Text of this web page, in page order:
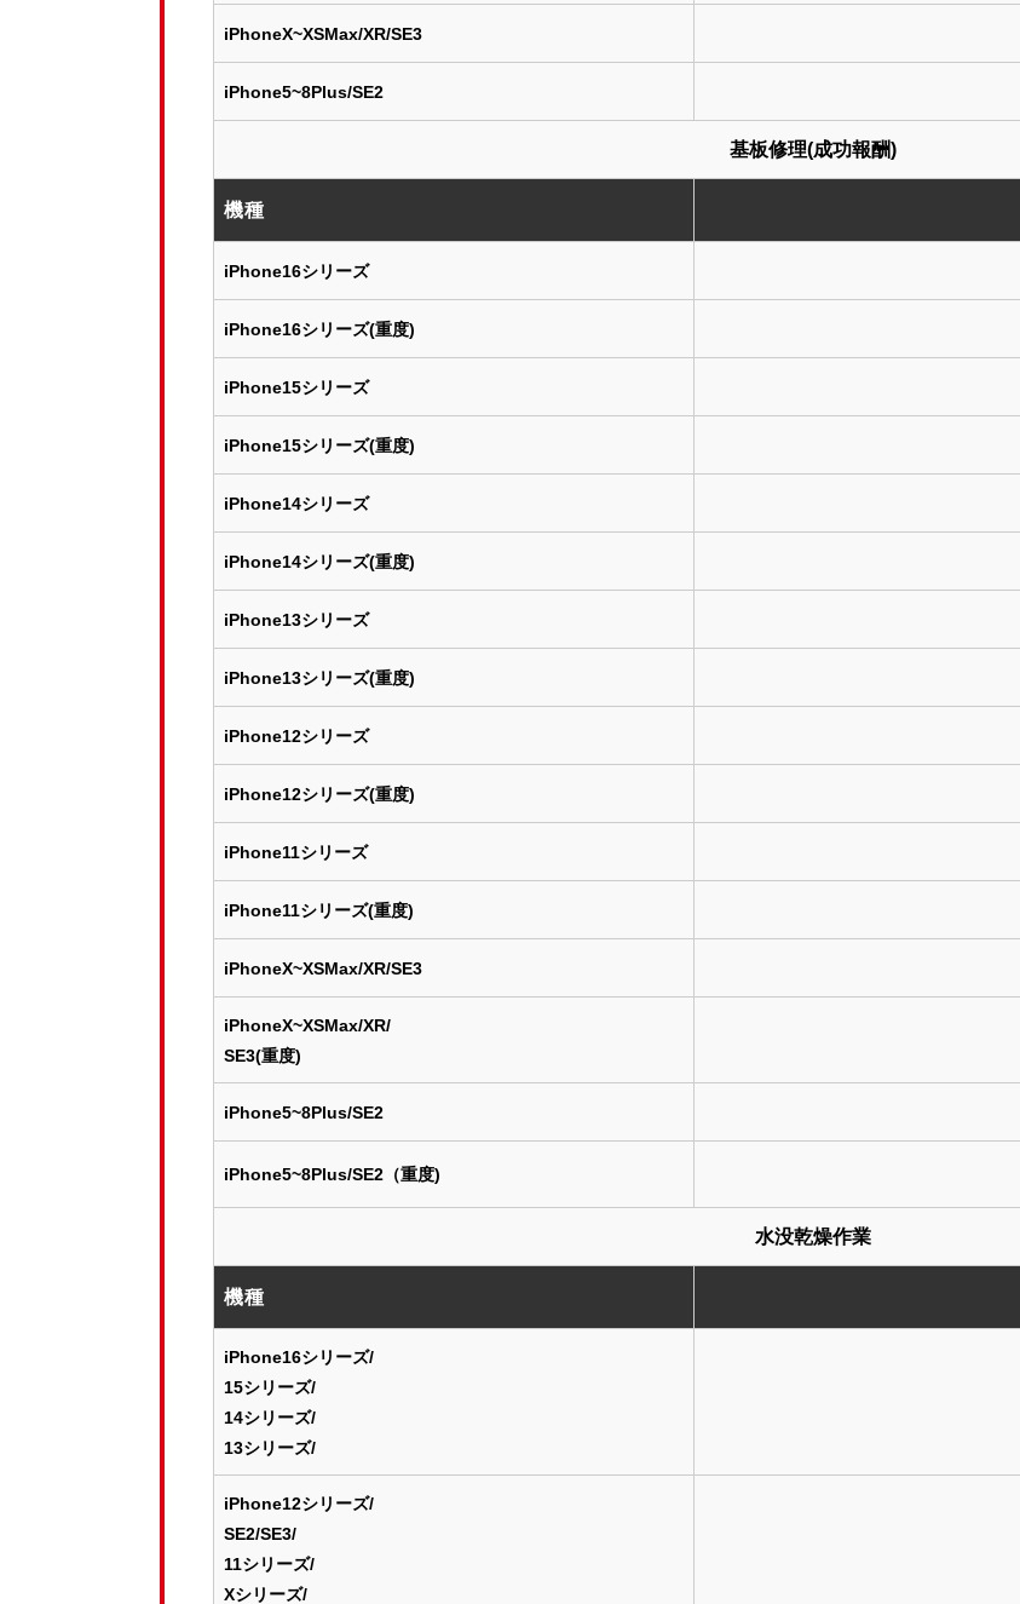
iPhoneX~XSMax/XR/SE3
iPhone5~8Plus/SE2
基板修理(成功報酬)
機種
iPhone16シリーズ
iPhone16シリーズ(重度)
iPhone15シリーズ
iPhone15シリーズ(重度)
iPhone14シリーズ
iPhone14シリーズ(重度)
iPhone13シリーズ
iPhone13シリーズ(重度)
iPhone12シリーズ
iPhone12シリーズ(重度)
iPhone11シリーズ
iPhone11シリーズ(重度)
iPhoneX~XSMax/XR/SE3
iPhoneX~XSMax/XR/
SE3(重度)
iPhone5~8Plus/SE2
iPhone5~8Plus/SE2（重度)
水没乾燥作業
機種
iPhone16シリーズ/
15シリーズ/
14シリーズ/
13シリーズ/
iPhone12シリーズ/
SE2/SE3/
11シリーズ/
Xシリーズ/